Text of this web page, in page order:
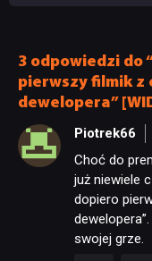
3 odpowiedzi do
pierwszy filmik z
dewelopera”
Piotrek66
Choć do
już niewiele
dopiero
swojej grze.